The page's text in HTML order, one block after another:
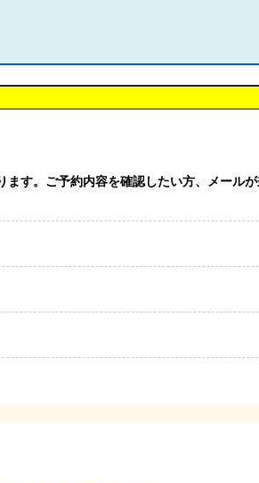
す。ご予約内容を確認したい方、メール